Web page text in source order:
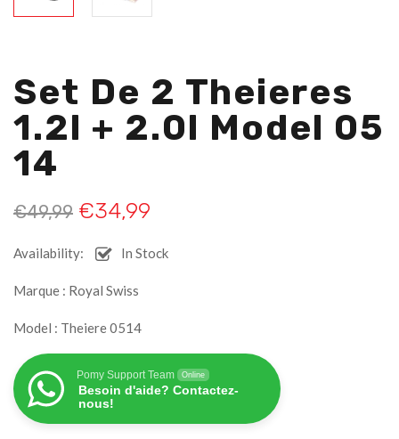
Set De 2 Theieres
1.2l + 2.0l Model 05
14
€49,99 €34,99
Availability: In Stock
Marque : Royal Swiss
Model : Theiere 0514
Pomy Support Team Online
Besoin d'aide? Contactez-
nous!